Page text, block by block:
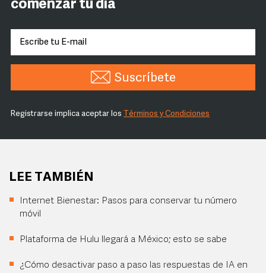
comenzar tu día
Suscríbete
Registrarse implica aceptar los Términos y Condiciones
LEE TAMBIÉN
Internet Bienestar: Pasos para conservar tu número
móvil
Plataforma de Hulu llegará a México; esto se sabe
¿Cómo desactivar paso a paso las respuestas de IA en